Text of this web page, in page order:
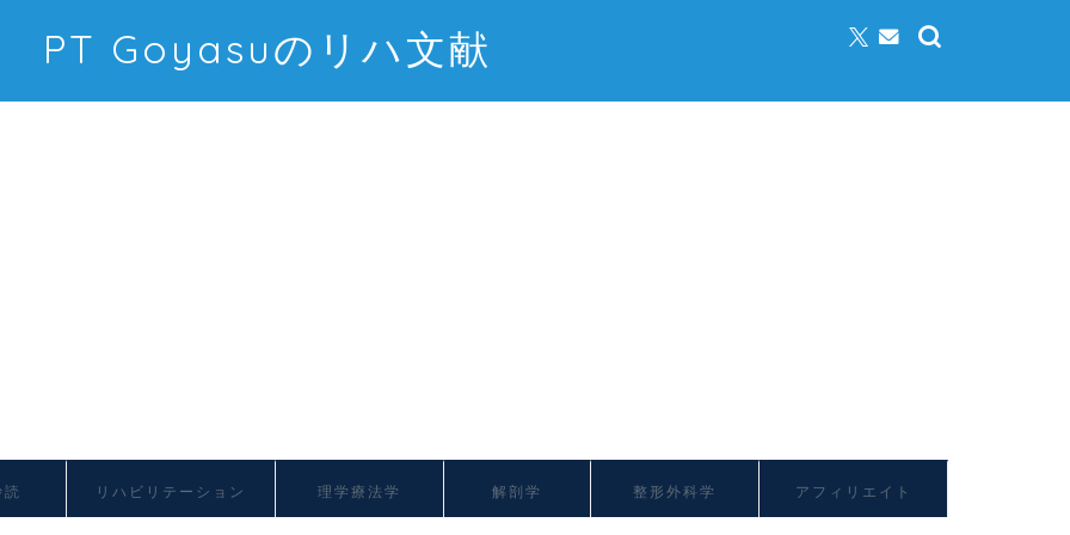
PT Goyasuのリハ文献
読 リハビリテーション 理学療法学 解剖学 整形外科学 アフィリエイト